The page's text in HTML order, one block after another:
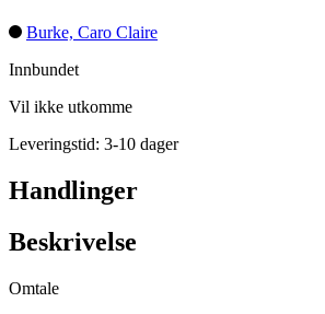
Burke, Caro Claire
Innbundet
Vil ikke utkomme
Leveringstid: 3-10 dager
Handlinger
Beskrivelse
Omtale